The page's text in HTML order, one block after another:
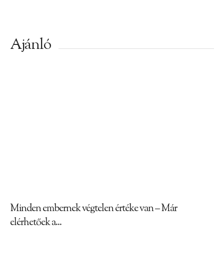
Ajánló
Minden embernek végtelen értéke van – Már
elérhetőek a...